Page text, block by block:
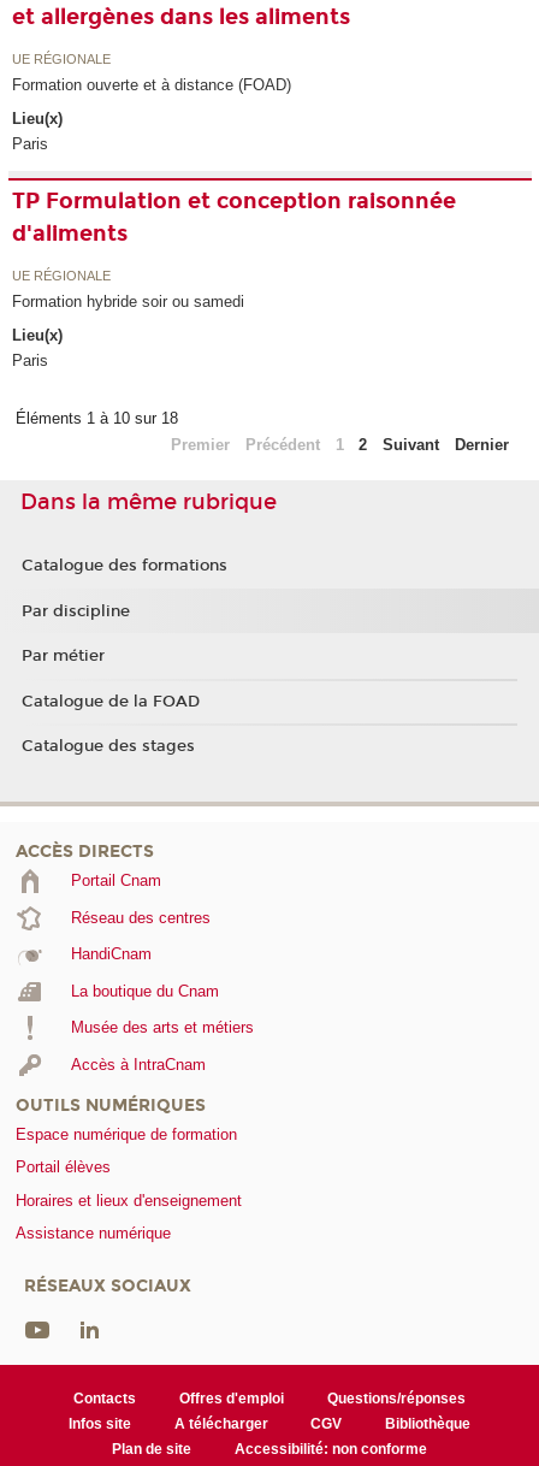
et allergènes dans les aliments
UE RÉGIONALE
Formation ouverte et à distance (FOAD)
Lieu(x)
Paris
TP Formulation et conception raisonnée
d'aliments
UE RÉGIONALE
Formation hybride soir ou samedi
Lieu(x)
Paris
Éléments 1 à 10 sur 18
Premier
Précédent 1 2 Suivant Dernier
Dans la même rubrique
Catalogue des formations
Par discipline
Par métier
Catalogue de la FOAD
Catalogue des stages
ACCÈS DIRECTS
Portail Cnam
Réseau des centres
HandiCnam
La boutique du Cnam
Musée des arts et métiers
Accès à IntraCnam
OUTILS NUMÉRIQUES
Espace numérique de formation
Portail élèves
Horaires et lieux d'enseignement
Assistance numérique
RÉSEAUX SOCIAUX
Contacts Offres d'emploi
Questions/réponses
Infos site
A télécharger CGV
Bibliothèque
Plan de site
Accessibilité: non conforme